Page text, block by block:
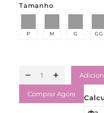
Tamanho
P M G GG
Comprar Agora